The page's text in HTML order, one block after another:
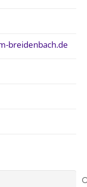
breidenbach.de